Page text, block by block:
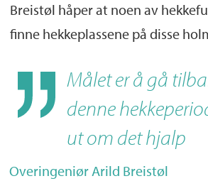
Breistøl håper at noen av
finne hekkeplassene på disse
Målet er å gå
denne
ut om det hjalp
Overingeniør Arild Breistøl